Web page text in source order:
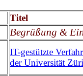
Titel
Begrüßung &
IT-gestützte
der Universität